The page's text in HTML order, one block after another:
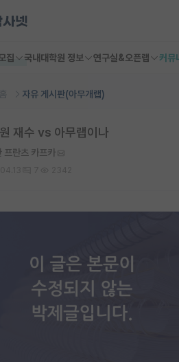
집 국내대학원 정보 연구실&오픈랩 커뮤
자유 게시판(아무개랩)
재수 vs 아무랩이나
프란츠 카프카